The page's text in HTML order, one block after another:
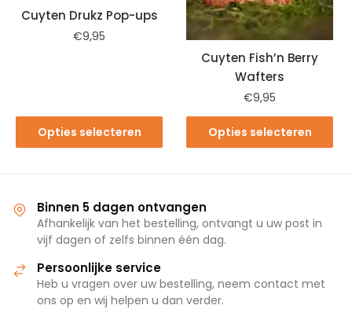
Cuyten Drukz Pop-ups
€9,95
Opties selecteren
Cuyten Fish’n Berry
Wafters
€9,95
Opties selecteren
Binnen 5 dagen ontvangen
Afhankelijk van het bestelling, ontvangt u uw post in
vijf dagen of zelfs binnen één dag.
Persoonlijke service
Heb u vragen over uw bestelling, neem contact met
ons op en wij helpen u dan verder.